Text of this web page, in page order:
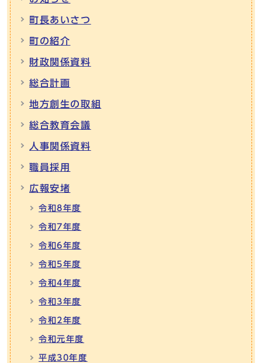
町長あいさつ
町の紹介
財政関係資料
総合計画
地方創生の取組
総合教育会議
人事関係資料
職員採用
広報安堵
令和8年度
令和7年度
令和6年度
令和5年度
令和4年度
令和3年度
令和2年度
令和元年度
平成30年度